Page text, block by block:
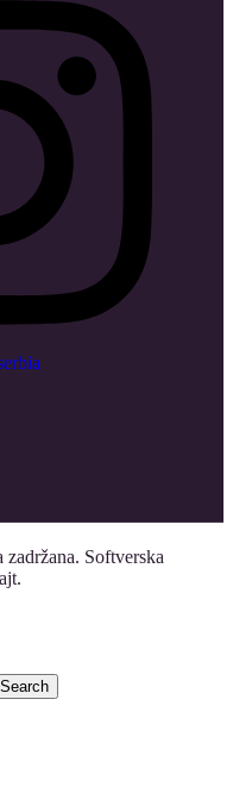
zadržana. Softverska
Search